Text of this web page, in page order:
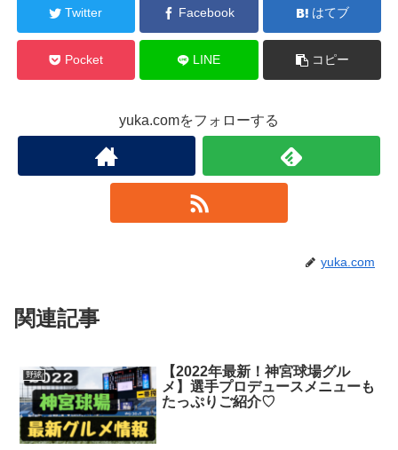
Twitter Facebook はてブ
Pocket LINE コピー
yuka.comをフォローする
yuka.com
関連記事
野球
【2022年最新！神宮球場グル
メ】選手プロデュースメニューも
たっぷりご紹介♡